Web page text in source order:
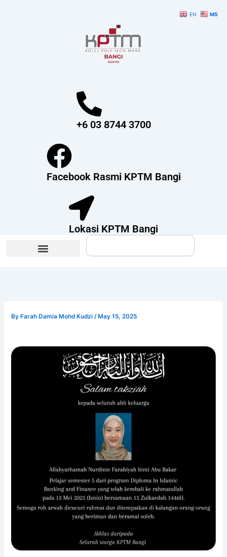
+6 03 8744 3700
Facebook Rasmi KPTM Bangi
Lokasi KPTM Bangi
Search
By Farah Damia Mohd Kudzi/ May 15, 2025
EN MS